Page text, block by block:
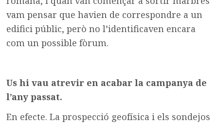
vam pensar que havien de correspondre a un
edifici públic, però no l’identificaven encara
com un possible fòrum.
Us hi vau atrevir en acabar la campanya de
l’any passat.
En efecte. La prospecció geofísica i els sondejos